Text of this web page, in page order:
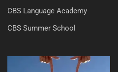
CBS Language Academy
CBS Summer School